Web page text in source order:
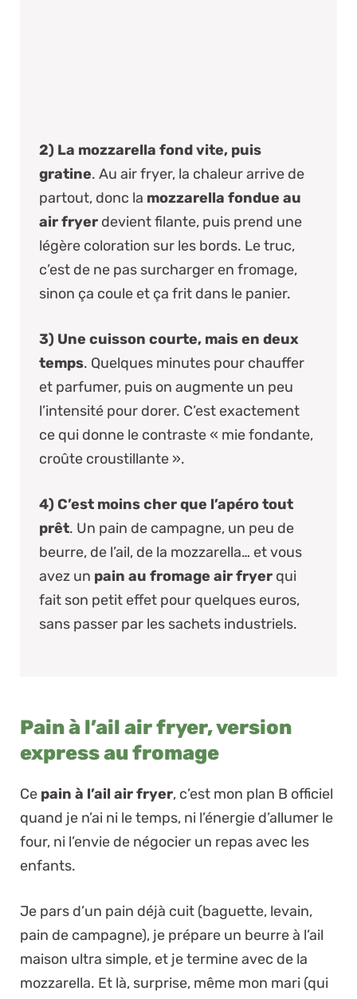
2) La mozzarella fond vite, puis
gratine. Au air fryer, la chaleur arrive de
partout, donc la mozzarella fondue au
air fryer devient filante, puis prend une
légère coloration sur les bords. Le truc,
c’est de ne pas surcharger en fromage,
sinon ça coule et ça frit dans le panier.
3) Une cuisson courte, mais en deux
temps. Quelques minutes pour chauffer
et parfumer, puis on augmente un peu
l’intensité pour dorer. C’est exactement
ce qui donne le contraste « mie fondante,
croûte croustillante ».
4) C’est moins cher que l’apéro tout
prêt. Un pain de campagne, un peu de
beurre, de l’ail, de la mozzarella… et vous
avez un pain au fromage air fryer qui
fait son petit effet pour quelques euros,
sans passer par les sachets industriels.
Pain à l’ail air fryer, version
express au fromage
Ce pain à l’ail air fryer, c’est mon plan B officiel
quand je n’ai ni le temps, ni l’énergie d’allumer le
four, ni l’envie de négocier un repas avec les
enfants.
Je pars d’un pain déjà cuit (baguette, levain,
pain de campagne), je prépare un beurre à l’ail
maison ultra simple, et je termine avec de la
mozzarella. Et là, surprise, même mon mari (qui